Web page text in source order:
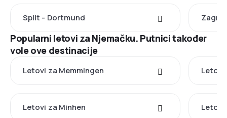
Split - Dortmund
Popularni letovi za Njemačku. Putnici također
vole ove destinacije
Letovi za Memmingen Letovi
Letovi za Minhen